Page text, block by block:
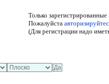
Только
Пожалуйста
(Для регистрации надо